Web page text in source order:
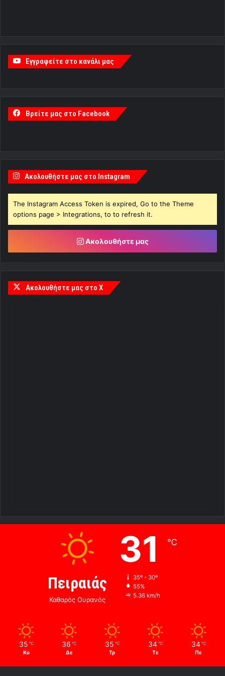
Εγγραφείτε στο κανάλι μας
Βρείτε μας στο Facebook
Ακολουθήστε μας στο Instagram
The Instagram Access Token is expired, Go to the Theme
options page > Integrations, to to refresh it.
Ακολουθήστε μας
Ακολουθήστε μας στο X
Πειραιάς
Καθαρός Ουρανός
31 ℃
35º - 30º
55%
5.36 km/h
35 ℃
Κυ
36 ℃
Δε
35 ℃
Τρ
34 ℃
Τε
34 ℃
Πε